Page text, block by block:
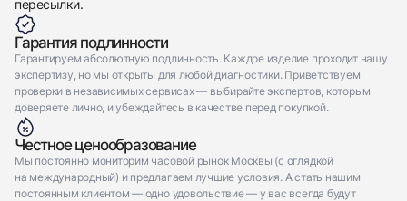
пересылки.
Гарантия подлинности
Гарантируем абсолютную подлинность. Каждое изделие проходит нашу
экспертизу, но мы открыты для любой диагностики. Приветствуем
проверки в независимых сервисах — выбирайте экспертов, которым
доверяете лично, и убеждайтесь в качестве перед покупкой.
Честное ценообразование
Мы постоянно мониторим часовой рынок Москвы (с оглядкой
на международный) и предлагаем лучшие условия. А стать нашим
постоянным клиентом — одно удовольствие — у вас всегда будут